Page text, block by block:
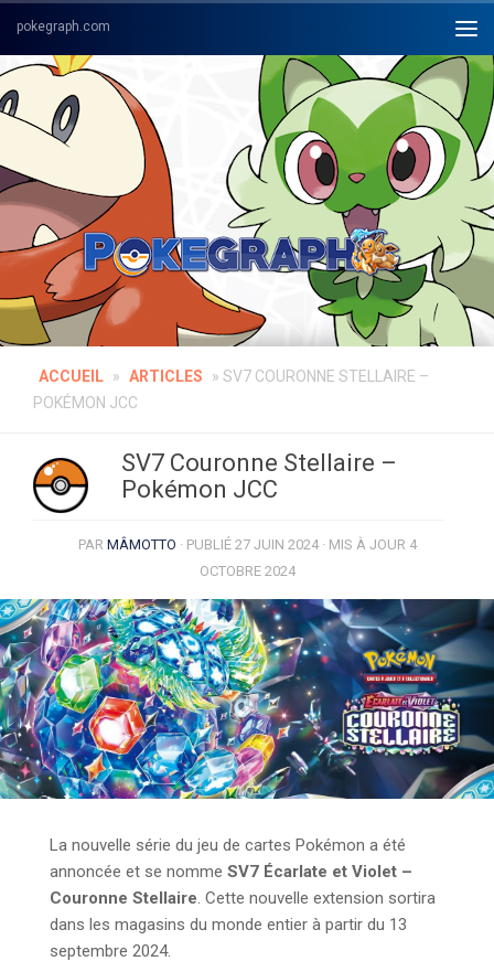
Skip to content
ACCUEIL » ARTICLES » SV7 COURONNE STELLAIRE –
POKÉMON JCC
SV7 Couronne Stellaire –
Pokémon JCC
PAR MÂMOTTO · PUBLIÉ 27 JUIN 2024· MIS À JOUR 4
OCTOBRE 2024
La nouvelle série du jeu de cartes Pokémon a été
annoncée et se nomme SV7 Écarlate et Violet –
Couronne Stellaire. Cette nouvelle extension sortira
dans les magasins du monde entier à partir du 13
septembre 2024.